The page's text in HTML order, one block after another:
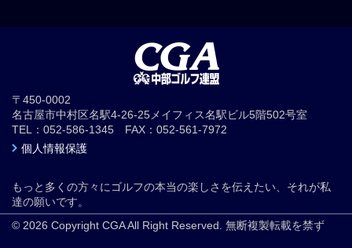
〒450-0002
名古屋市中村区名駅4-26-25メイフィス名駅ビル5階502号室
TEL：052-586-1345 FAX：052-561-7972
個人情報保護
もっと多くの方々にゴルフの本当の楽しさを伝えたい、それが私
達の願いです。
© 2026 Copyright CGA All Right Reserved. 無断複製転載を禁ず